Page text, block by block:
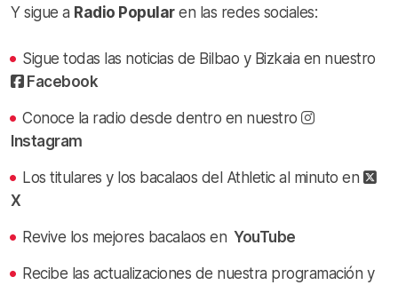
Y sigue a Radio Popularen las redes sociales:
Sigue todas las noticias de Bilbao y Bizkaia en nuestro
Facebook
Conoce la radio desde dentro en nuestro
Instagram
Los titulares y los bacalaos del Athletic al minuto en
X
Revive los mejores bacalaos en YouTube
Recibe las actualizaciones de nuestra programación y